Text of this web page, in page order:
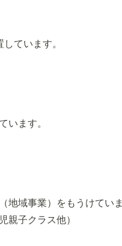
ています。
います。
地域事業）をもうけてい
親子クラス他）